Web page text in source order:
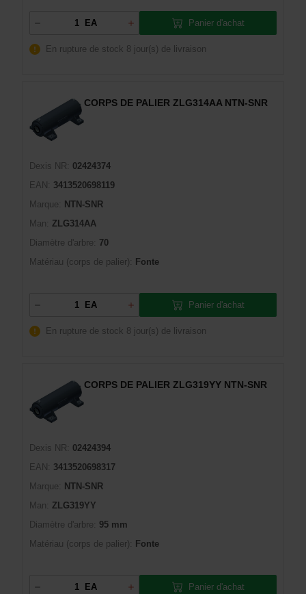
EA Panier d'achat
En rupture de stock 8 jour(s) de livraison
CORPS DE PALIER ZLG314AA NTN-SNR
Dexis NR:
02424374
EAN:
3413520698119
Marque:
NTN-SNR
Man: ZLG314AA
Diamètre d'arbre:
70
Matériau (corps de palier):
Fonte
EA Panier d'achat
En rupture de stock 8 jour(s) de livraison
CORPS DE PALIER ZLG319YY NTN-SNR
Dexis NR:
02424394
EAN:
3413520698317
Marque:
NTN-SNR
Man: ZLG319YY
Diamètre d'arbre:
95 mm
Matériau (corps de palier):
Fonte
EA Panier d'achat